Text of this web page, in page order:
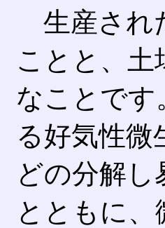
生産され
ことと、
なことです
る好気性微
どの分解
とともに